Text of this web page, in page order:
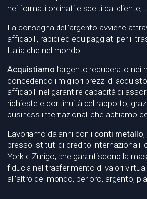
nei formati ordinati e scelti dal cliente,
La consegna dell’argento avviene
affidabili, rapidi ed equipaggiati per il
Italia che nel mondo.
Acquistiamo l’argento recuperato nei
concedendo i migliori prezzi di
affidabili nel garantire capacità di
richieste e continuità del rapporto,
business internazionali che abbiamo
Lavoriamo da anni con i conti metallo
presso istituti di credito internazionali
York e Zurigo, che garantiscono la
fiducia nel trasferimento di valori
all’altro del mondo, per oro, argento,